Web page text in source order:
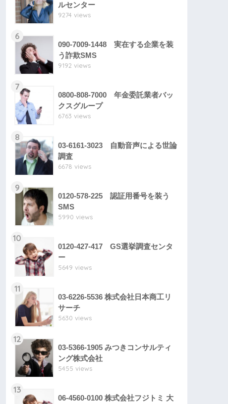
ルセンター
9274 views
6
090-7009-1448 実在する企業を装
う詐欺SMS
9192 views
7
0800-808-7000 年金委託業者バッ
クスグループ
6763 views
8
03-6161-3023 自動音声による世論
調査
6678 views
9
0120-578-225 認証用番号を装う
SMS
5990 views
10
0120-427-417 GS選挙調査センタ
ー
5649 views
11
03-6226-5536 株式会社日本商工リ
サーチ
5630 views
12
03-5366-1905 みつきコンサルティ
ング株式会社
5455 views
13
06-4560-0100 株式会社フジトミ 大